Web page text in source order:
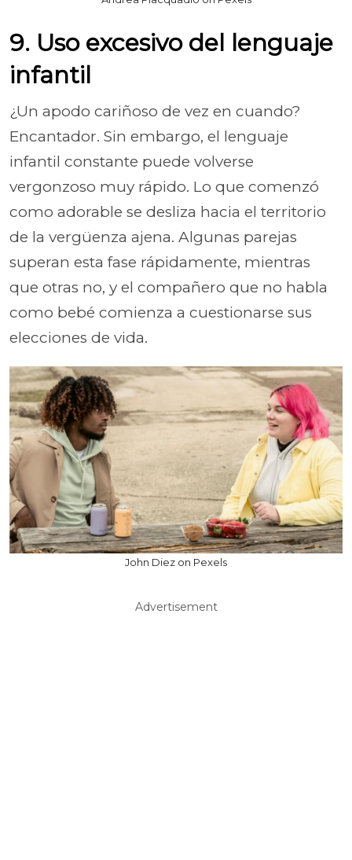
9. Uso excesivo del lenguaje
infantil
¿Un apodo cariñoso de vez en cuando?
Encantador. Sin embargo, el lenguaje
infantil constante puede volverse
vergonzoso muy rápido. Lo que comenzó
como adorable se desliza hacia el territorio
de la vergüenza ajena. Algunas parejas
superan esta fase rápidamente, mientras
que otras no, y el compañero que no habla
como bebé comienza a cuestionarse sus
elecciones de vida.
John Diez on Pexels
Advertisement